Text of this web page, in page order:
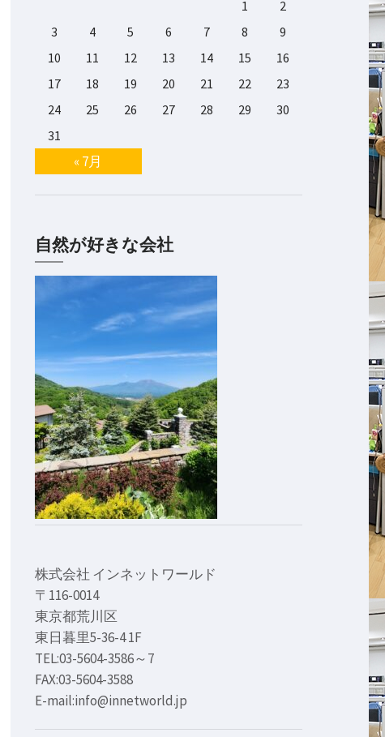
1
2
3
4 5 6 7 8
9
10
11 12 13 14 15
16
17
18 19 20 21 22
23
24
25 26 27 28 29
30
31
« 7月
自然が好きな会社
株式会社 インネットワールド
〒116-0014
東京都荒川区
東日暮里5-36-4 1F
TEL:03-5604-3586～7
FAX:03-5604-3588
E-mail:info@innetworld.jp